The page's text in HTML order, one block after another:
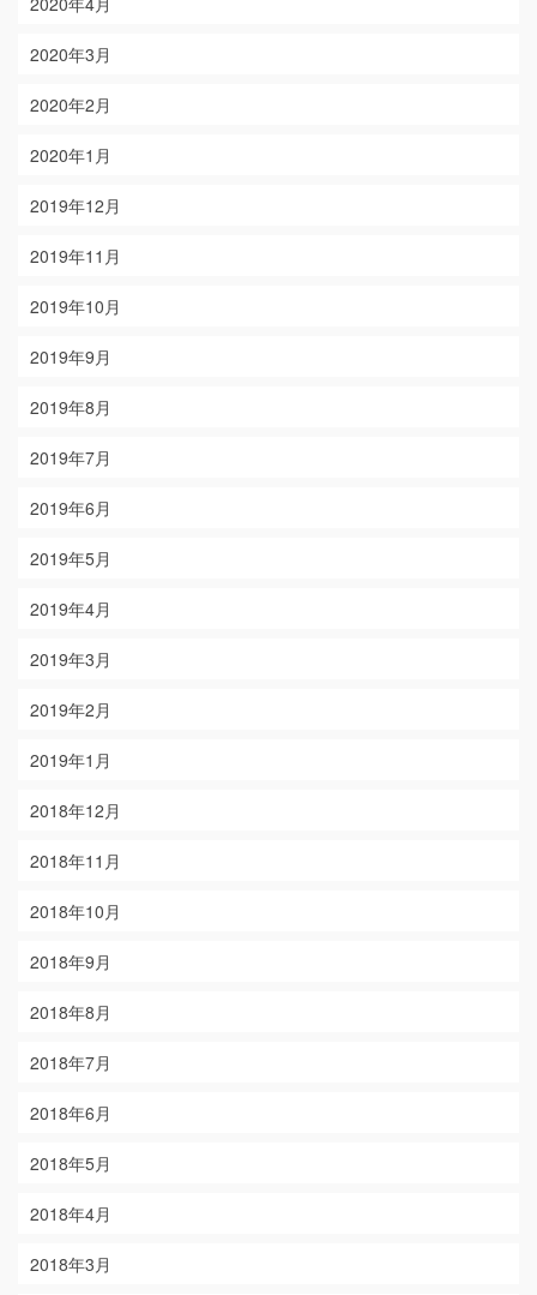
2020年3月
2020年2月
2020年1月
2019年12月
2019年11月
2019年10月
2019年9月
2019年8月
2019年7月
2019年6月
2019年5月
2019年4月
2019年3月
2019年2月
2019年1月
2018年12月
2018年11月
2018年10月
2018年9月
2018年8月
2018年7月
2018年6月
2018年5月
2018年4月
2018年3月